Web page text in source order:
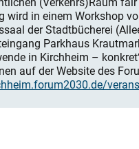
wird in einem Workshop
der Stadtbücherei
Parkhaus
in Kirchheim –
auf der Website des